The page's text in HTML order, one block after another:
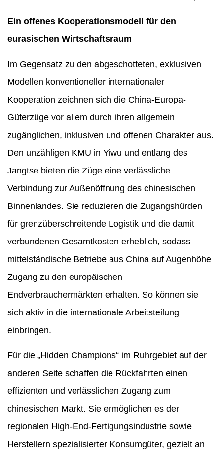
Ein offenes Kooperationsmodell für den
eurasischen Wirtschaftsraum
Im Gegensatz zu den abgeschotteten, exklusiven
Modellen konventioneller internationaler
Kooperation zeichnen sich die China-Europa-
Güterzüge vor allem durch ihren allgemein
zugänglichen, inklusiven und offenen Charakter aus.
Den unzähligen KMU in Yiwu und entlang des
Jangtse bieten die Züge eine verlässliche
Verbindung zur Außenöffnung des chinesischen
Binnenlandes. Sie reduzieren die Zugangshürden
für grenzüberschreitende Logistik und die damit
verbundenen Gesamtkosten erheblich, sodass
mittelständische Betriebe aus China auf Augenhöhe
Zugang zu den europäischen
Endverbrauchermärkten erhalten. So können sie
sich aktiv in die internationale Arbeitsteilung
einbringen.
Für die „Hidden Champions“ im Ruhrgebiet auf der
anderen Seite schaffen die Rückfahrten einen
effizienten und verlässlichen Zugang zum
chinesischen Markt. Sie ermöglichen es der
regionalen High-End-Fertigungsindustrie sowie
Herstellern spezialisierter Konsumgüter, gezielt an